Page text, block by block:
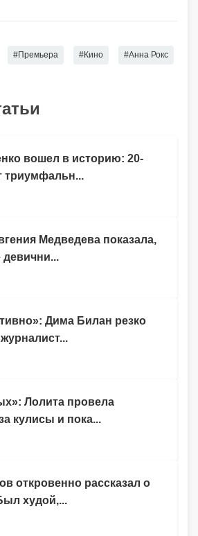
#Премьера #Кино #Анна Рокс
откровенно рассказал о
худой,...
вошел в историю: 20-
триумфальн...
Медведева показала,
девични...
Дима Билан резко
Лолита провела
кулисы и пока...